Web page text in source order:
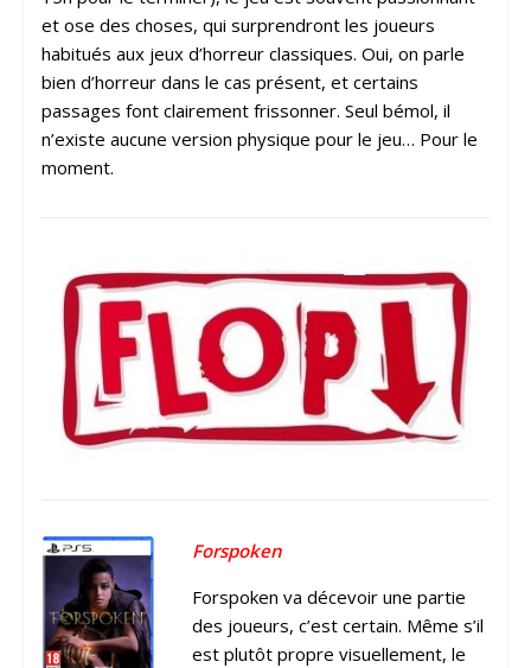
et ose des choses, qui surprendront les joueurs
habitués aux jeux d’horreur classiques. Oui, on parle
bien d’horreur dans le cas présent, et certains
passages font clairement frissonner. Seul bémol, il
n’existe aucune version physique pour le jeu… Pour le
moment.
Forspoken
Forspoken va décevoir une partie
des joueurs, c’est certain. Même s’il
est plutôt propre visuellement, le